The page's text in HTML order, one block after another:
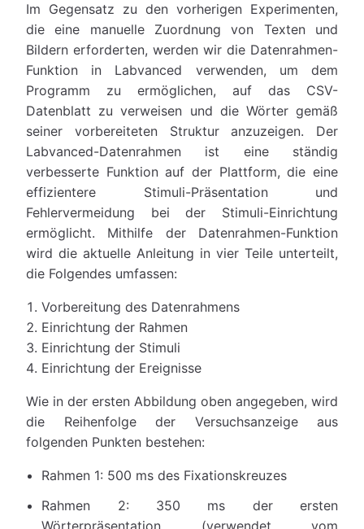
Im Gegensatz zu den vorherigen Experimenten,
die eine manuelle Zuordnung von Texten und
Bildern erforderten, werden wir die Datenrahmen-
Funktion in Labvanced verwenden, um dem
Programm zu ermöglichen, auf das CSV-
Datenblatt zu verweisen und die Wörter gemäß
seiner vorbereiteten Struktur anzuzeigen. Der
Labvanced-Datenrahmen ist eine ständig
verbesserte Funktion auf der Plattform, die eine
effizientere Stimuli-Präsentation und
Fehlervermeidung bei der Stimuli-Einrichtung
ermöglicht. Mithilfe der Datenrahmen-Funktion
wird die aktuelle Anleitung in vier Teile unterteilt,
die Folgendes umfassen:
Vorbereitung des Datenrahmens
Einrichtung der Rahmen
Einrichtung der Stimuli
Einrichtung der Ereignisse
Wie in der ersten Abbildung oben angegeben, wird
die Reihenfolge der Versuchsanzeige aus
folgenden Punkten bestehen:
Rahmen 1: 500 ms des Fixationskreuzes
Rahmen 2: 350 ms der ersten